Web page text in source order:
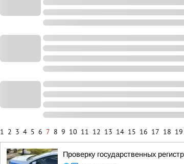
1 2 3 4 5 6 7 8 9 10 11 12 13 14 15 16 17 18 19
Проверку государственных